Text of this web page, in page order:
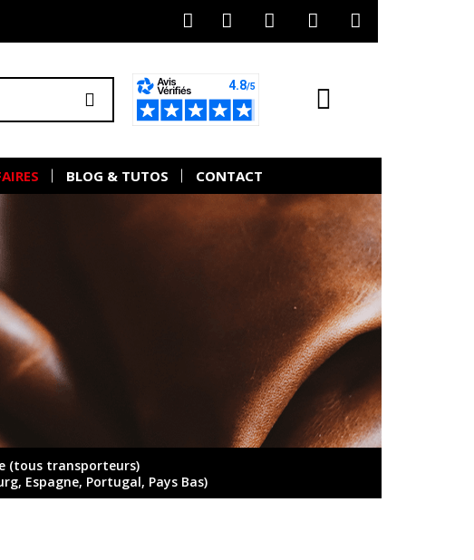
BLOG & TUTOS CONTACT
(tous transporteurs)
Espagne, Portugal, Pays Bas)